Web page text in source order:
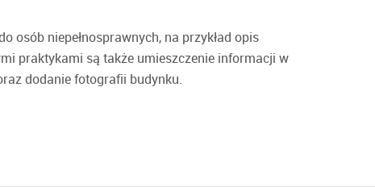
osób niepełnosprawnych, na przykład opis
praktykami są także umieszczenie informacji w
dodanie fotografii budynku.